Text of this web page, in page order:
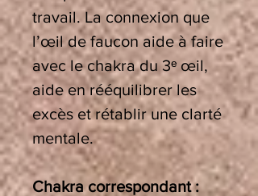
travail. La connexion que
l’œil de faucon aide à faire
avec le chakra du 3ᵉ œil,
aide en rééquilibrer les
excès et rétablir une clarté
mentale.
Chakra correspondant :